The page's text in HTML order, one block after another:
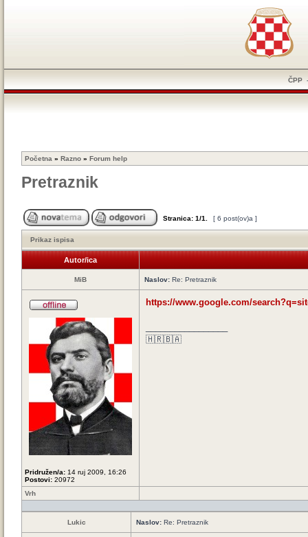
ČPP
Početna » Razno » Forum help
Pretraznik
Stranica: 1/1 [ 6 post(ov)a ]
Prikaz ispisa
Autor/ica
MiB Naslov: Re: Pretraznik
Pridružen/a: 14 ruj 2009, 16:26
Postovi: 20972
https://www.google.com/
🇭🇷🇧🇦
Vrh
Lukic Naslov: Re: Pretraznik